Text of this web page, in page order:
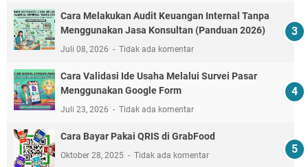
Cara Melakukan Audit Keuangan Internal Tanpa
Menggunakan Jasa Konsultan (Panduan 2026)
Juli 08, 2026 Tidak ada komentar
Cara Validasi Ide Usaha Melalui Survei Pasar
Menggunakan Google Form
Juli 23, 2026 Tidak ada komentar
Cara Bayar Pakai QRIS di GrabFood
Oktober 28, 2025 Tidak ada komentar